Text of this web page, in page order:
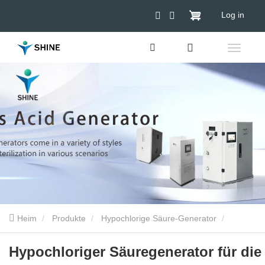
Log in
Heim Produkte Hypochlorige Säure-Generator
Nahrungsmittel Hypochloriger Generator
Hypochloriger Säuregenerator für die